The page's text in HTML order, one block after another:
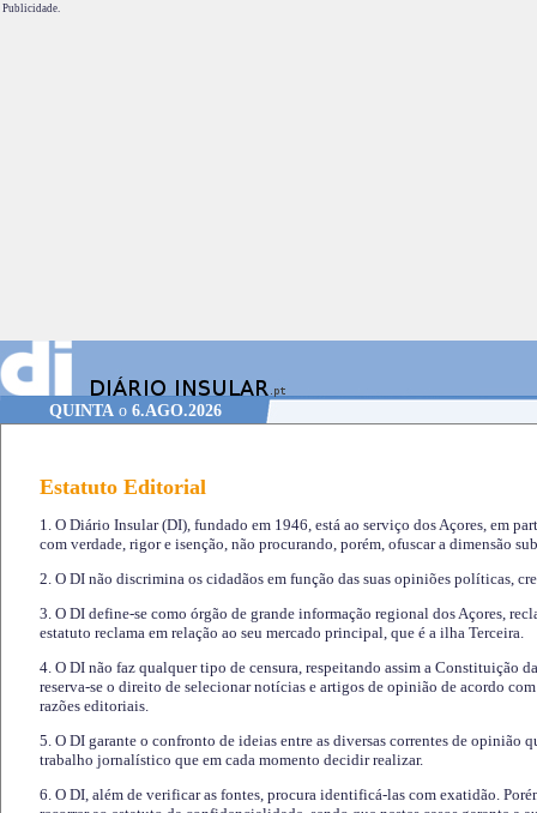
Publicidade.
QUINTAo 6.AGO.2026
Estatuto Editorial
1. O Diário Insular (DI), fundado em 1946, está ao serviço dos Açores, em
com verdade, rigor e isenção, não procurando, porém, ofuscar a dimensão
2. O DI não discrimina os cidadãos em função das suas opiniões políticas,
3. O DI define-se como órgão de grande informação regional dos Açores,
estatuto reclama em relação ao seu mercado principal, que é a ilha Terceira.
4. O DI não faz qualquer tipo de censura, respeitando assim a Constituição
reserva-se o direito de selecionar notícias e artigos de opinião de acordo
razões editoriais.
5. O DI garante o confronto de ideias entre as diversas correntes de opinião
trabalho jornalístico que em cada momento decidir realizar.
6. O DI, além de verificar as fontes, procura identificá-las com exatidão.